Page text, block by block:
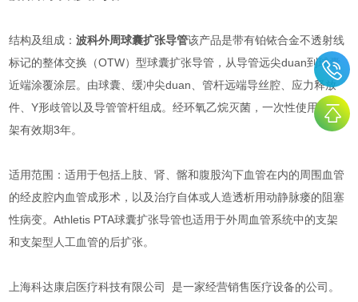
结构及组成：波科外周球囊扩张导管该产品是带有铂铱合金不透射线
标记的整体交换（OTW）型球囊扩张导管，从导管远尖duan到球囊
近端涂覆涂层。由球囊、缓冲尖duan、管杆远端导丝腔、应力释放
件、Y形歧管以及导管管杆组成。经环氧乙烷灭菌，一次性使用。货
架有效期3年。
适用范围：适用于包括上肢、肾、髂和腹股沟下血管在内的周围血管
的经皮腔内血管成形术，以及治疗自体或人造透析用动静脉瘘的阻塞
性病变。Athletis PTA球囊扩张导管也适用于外周血管系统中的支架
和支架型人工血管的后扩张。
上海科达康启医疗科技有限公司 是一家经营销售医疗设备的公司。